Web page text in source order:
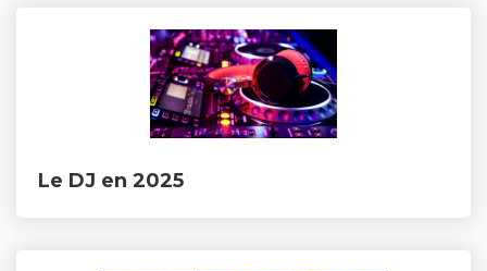
Le DJ en 2025